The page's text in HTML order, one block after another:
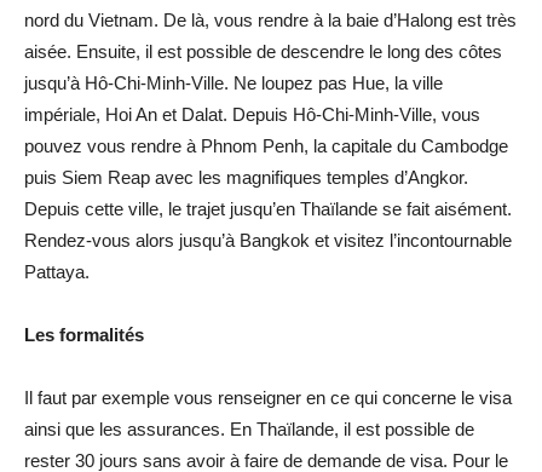
nord du Vietnam. De là, vous rendre à la baie d’Halong est très
aisée. Ensuite, il est possible de descendre le long des côtes
jusqu’à Hô-Chi-Minh-Ville. Ne loupez pas Hue, la ville
impériale, Hoi An et Dalat. Depuis Hô-Chi-Minh-Ville, vous
pouvez vous rendre à Phnom Penh, la capitale du Cambodge
puis Siem Reap avec les magnifiques temples d’Angkor.
Depuis cette ville, le trajet jusqu’en Thaïlande se fait aisément.
Rendez-vous alors jusqu’à Bangkok et visitez l’incontournable
Pattaya.
Les formalités
Il faut par exemple vous renseigner en ce qui concerne le visa
ainsi que les assurances. En Thaïlande, il est possible de
rester 30 jours sans avoir à faire de demande de visa. Pour le